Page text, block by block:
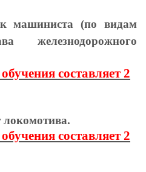
машиниста (по видам
железнодорожного
составляет 2
составляет 2